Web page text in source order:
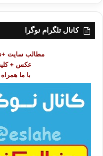
ر
کانال تلگرام نوگرا
مطالب سایت
عکس +
با ما